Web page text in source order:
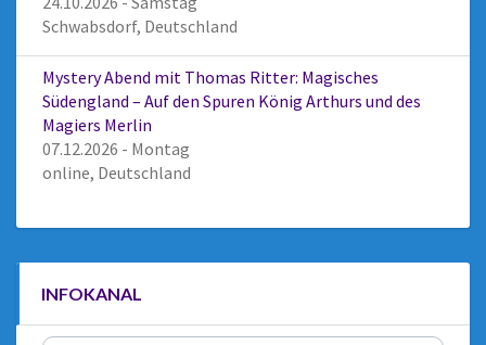
Schwabsdorf, Deutschland
Mystery Abend mit Thomas Ritter: Magisches
Südengland – Auf den Spuren König Arthurs und des
Magiers Merlin
07.12.2026 - Montag
online, Deutschland
INFOKANAL